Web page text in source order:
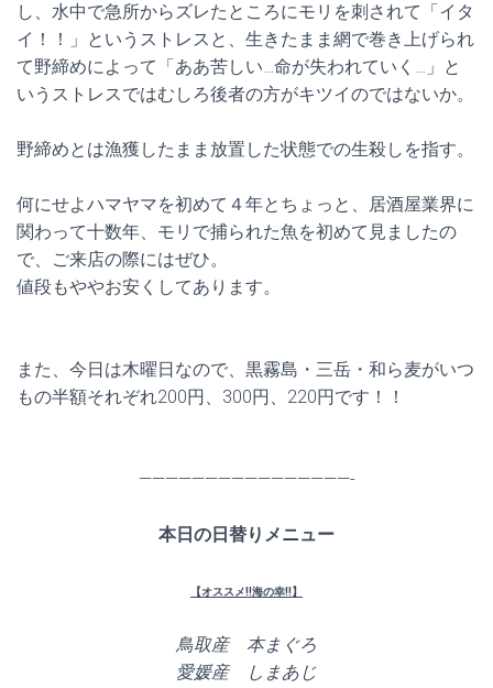
し、水中で急所からズレたところにモリを刺されて「イタ
イ！！」というストレスと、生きたまま網で巻き上げられ
て野締めによって「ああ苦しい…命が失われていく…」と
いうストレスではむしろ後者の方がキツイのではないか。
野締めとは漁獲したまま放置した状態での生殺しを指す。
何にせよハマヤマを初めて４年とちょっと、居酒屋業界に
関わって十数年、モリで捕られた魚を初めて見ましたの
で、ご来店の際にはぜひ。
値段もややお安くしてあります。
また、今日は木曜日なので、黒霧島・三岳・和ら麦がいつ
もの半額それぞれ200円、300円、220円です！！
————————————————-
本日の日替りメニュー
【オススメ!!海の幸!!】
鳥取産 本まぐろ
愛媛産 しまあじ